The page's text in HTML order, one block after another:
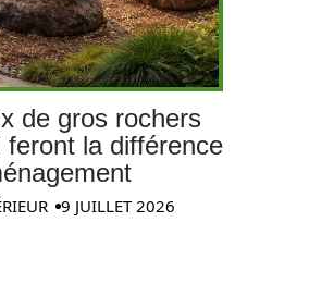
de gros rochers
feront la différence
9 JUILLET 2026